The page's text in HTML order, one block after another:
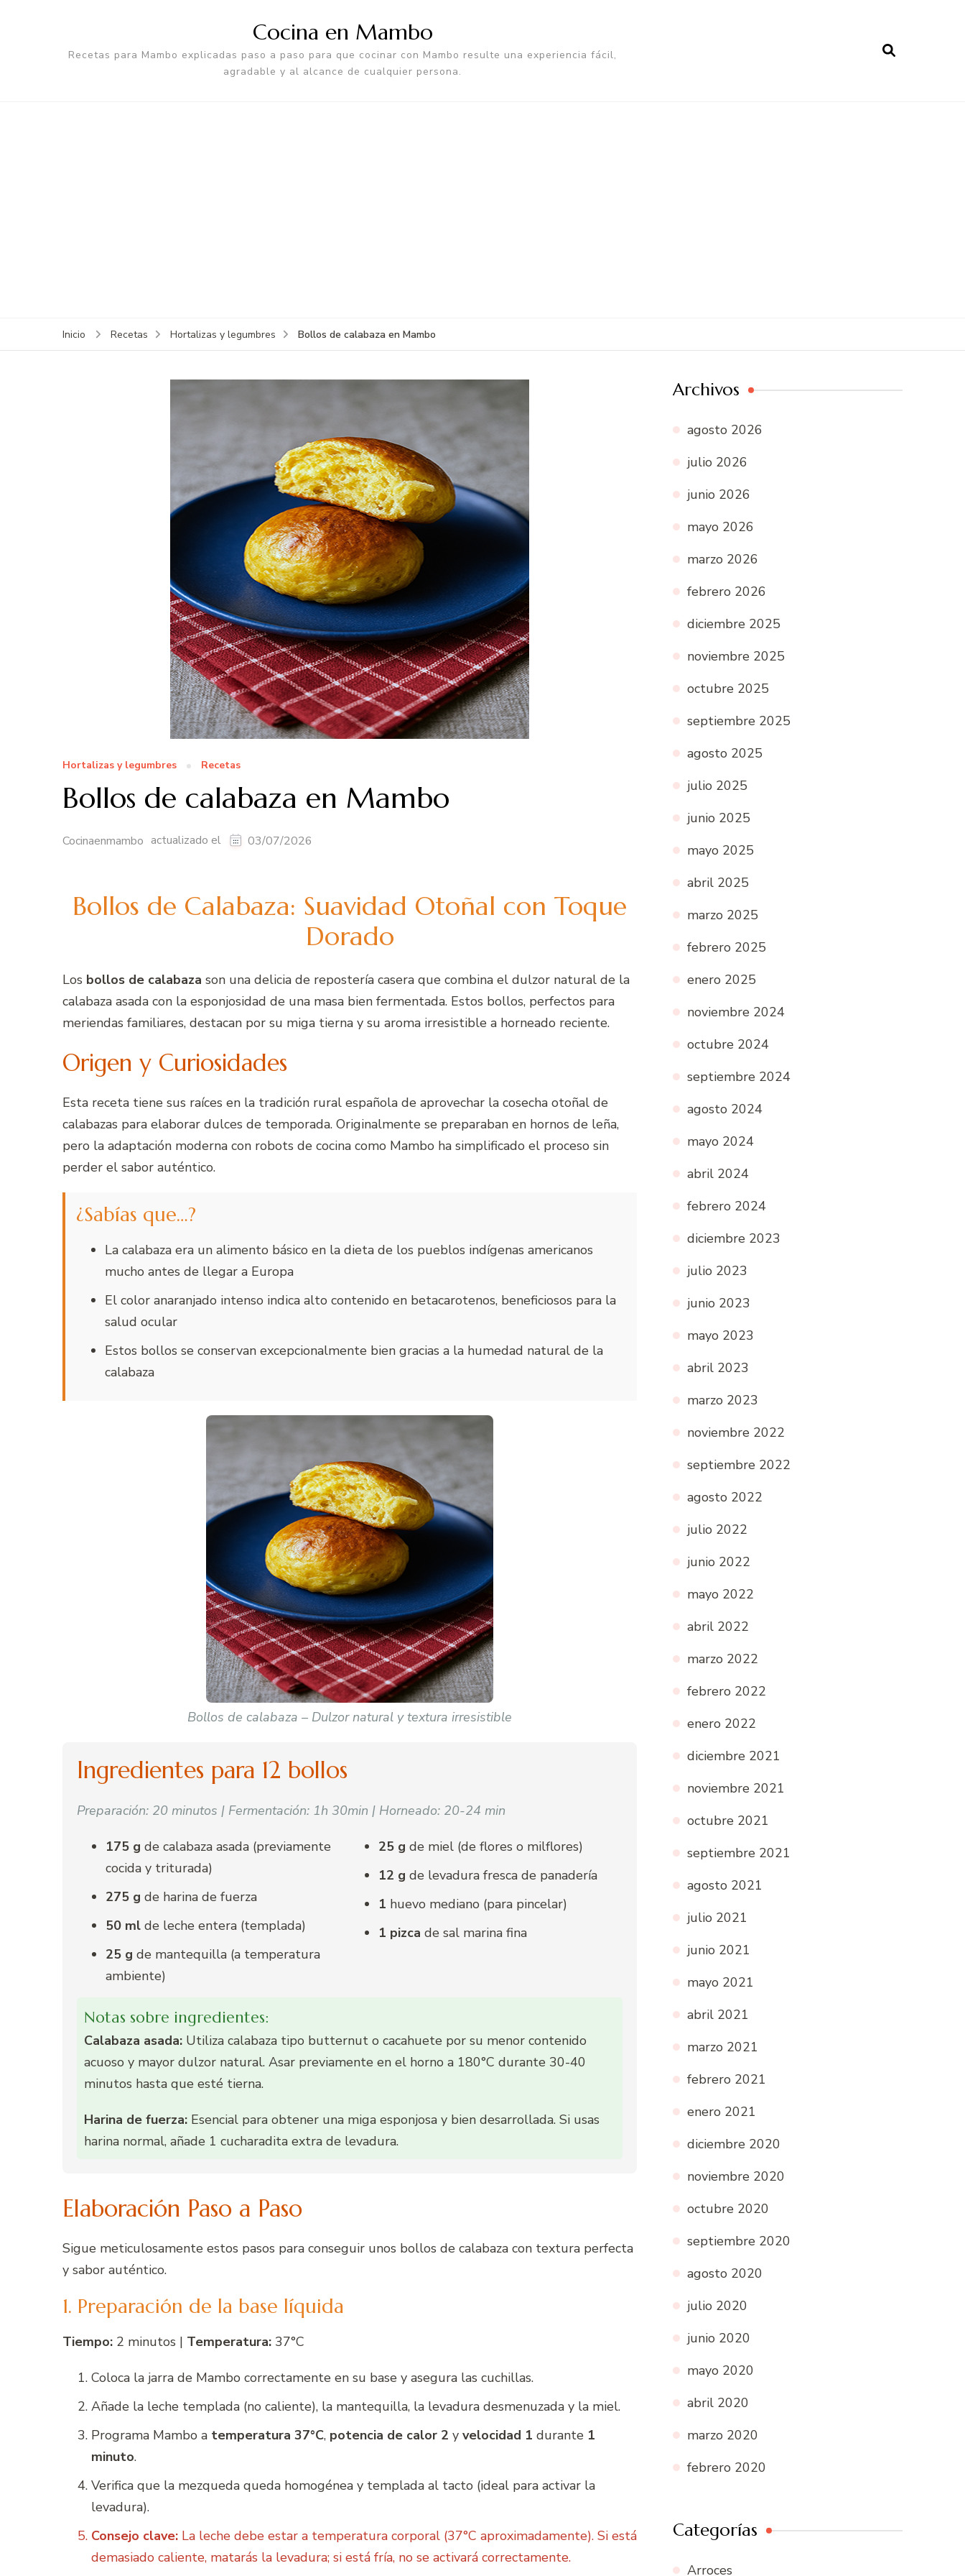
Cocina en Mambo
Recetas para Mambo explicadas paso a paso para que cocinar con Mambo resulte una experiencia fácil,
agradable y al alcance de cualquier persona.
Inicio Recetas Hortalizas y legumbres Bollos de calabaza en Mambo
Hortalizas y legumbres Recetas
Bollos de calabaza en Mambo
Cocinaenmambo actualizado el 03/07/2026
Bollos de Calabaza: Suavidad Otoñal con Toque
Dorado
Los bollos de calabaza son una delicia de repostería casera que combina el dulzor natural de la
calabaza asada con la esponjosidad de una masa bien fermentada. Estos bollos, perfectos para
meriendas familiares, destacan por su miga tierna y su aroma irresistible a horneado reciente.
Origen y Curiosidades
Esta receta tiene sus raíces en la tradición rural española de aprovechar la cosecha otoñal de
calabazas para elaborar dulces de temporada. Originalmente se preparaban en hornos de leña,
pero la adaptación moderna con robots de cocina como Mambo ha simplificado el proceso sin
perder el sabor auténtico.
¿Sabías que…?
La calabaza era un alimento básico en la dieta de los pueblos indígenas americanos
mucho antes de llegar a Europa
El color anaranjado intenso indica alto contenido en betacarotenos, beneficiosos para la
salud ocular
Estos bollos se conservan excepcionalmente bien gracias a la humedad natural de la
calabaza
Bollos de calabaza – Dulzor natural y textura irresistible
Ingredientes para 12 bollos
Preparación: 20 minutos | Fermentación: 1h 30min | Horneado: 20-24 min
175 g de calabaza asada (previamente
cocida y triturada)
275 g de harina de fuerza
50 ml de leche entera (templada)
25 g de mantequilla (a temperatura
ambiente)
25 g de miel (de flores o milflores)
12 g de levadura fresca de panadería
1 huevo mediano (para pincelar)
1 pizca de sal marina fina
Notas sobre ingredientes:
Calabaza asada: Utiliza calabaza tipo butternut o cacahuete por su menor contenido
acuoso y mayor dulzor natural. Asar previamente en el horno a 180°C durante 30-40
minutos hasta que esté tierna.
Harina de fuerza: Esencial para obtener una miga esponjosa y bien desarrollada. Si usas
harina normal, añade 1 cucharadita extra de levadura.
Elaboración Paso a Paso
Sigue meticulosamente estos pasos para conseguir unos bollos de calabaza con textura perfecta
y sabor auténtico.
1. Preparación de la base líquida
Tiempo: 2 minutos | Temperatura: 37°C
Coloca la jarra de Mambo correctamente en su base y asegura las cuchillas.
Añade la leche templada (no caliente), la mantequilla, la levadura desmenuzada y la miel.
Programa Mambo a temperatura 37°C, potencia de calor 2 y velocidad 1 durante 1
minuto.
Verifica que la mezqueda queda homogénea y templada al tacto (ideal para activar la
levadura).
Consejo clave: La leche debe estar a temperatura corporal (37°C aproximadamente). Si está
demasiado caliente, matarás la levadura; si está fría, no se activará correctamente.
Archivos
agosto 2026
julio 2026
junio 2026
mayo 2026
marzo 2026
febrero 2026
diciembre 2025
noviembre 2025
octubre 2025
septiembre 2025
agosto 2025
julio 2025
junio 2025
mayo 2025
abril 2025
marzo 2025
febrero 2025
enero 2025
noviembre 2024
octubre 2024
septiembre 2024
agosto 2024
mayo 2024
abril 2024
febrero 2024
diciembre 2023
julio 2023
junio 2023
mayo 2023
abril 2023
marzo 2023
noviembre 2022
septiembre 2022
agosto 2022
julio 2022
junio 2022
mayo 2022
abril 2022
marzo 2022
febrero 2022
enero 2022
diciembre 2021
noviembre 2021
octubre 2021
septiembre 2021
agosto 2021
julio 2021
junio 2021
mayo 2021
abril 2021
marzo 2021
febrero 2021
enero 2021
diciembre 2020
noviembre 2020
octubre 2020
septiembre 2020
agosto 2020
julio 2020
junio 2020
mayo 2020
abril 2020
marzo 2020
febrero 2020
Categorías
Arroces